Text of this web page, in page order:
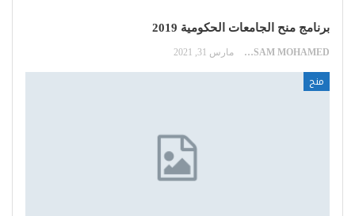
برنامج منح الجامعات الحكومية 2019
HOSSAM MOHAMED مارس 31, 2021
منح